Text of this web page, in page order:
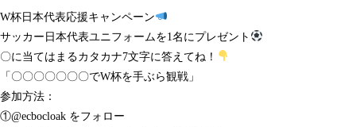
W杯日本代表応援キャンペーン
サッカー日本代表ユニフォームを1名にプレゼント
〇に当てはまるカタカナ7文字に答えてね！
「〇〇〇〇〇〇〇でW杯を手ぶら観戦」
参加方法：
①@ecbocloak をフォロー